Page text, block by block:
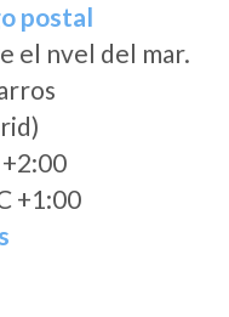
postal
el nvel del mar.
+1:00